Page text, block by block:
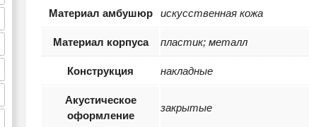
Материал амбушюр искусственная кожа
Материал корпуса пластик; металл
Конструкция накладные
Акустическое
оформление
закрытые